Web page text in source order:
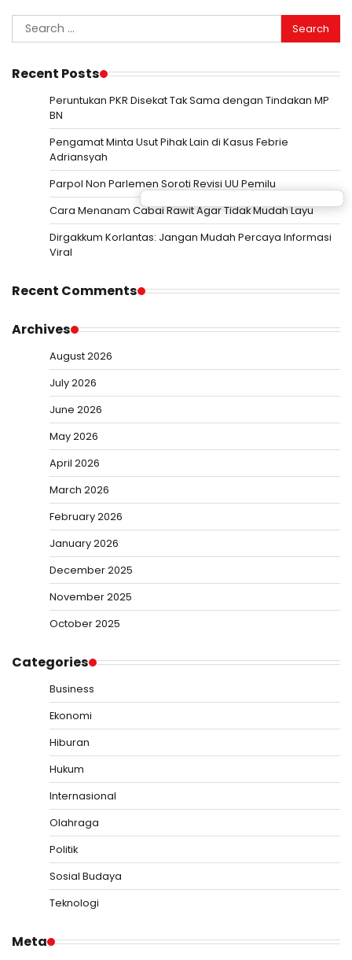
Search
for:
Recent Posts
Peruntukan PKR Disekat Tak Sama dengan Tindakan MP
BN
Pengamat Minta Usut Pihak Lain di Kasus Febrie
Adriansyah
Parpol Non Parlemen Soroti Revisi UU Pemilu
Cara Menanam Cabai Rawit Agar Tidak Mudah Layu
Dirgakkum Korlantas: Jangan Mudah Percaya Informasi
Viral
Recent Comments
Archives
August 2026
July 2026
June 2026
May 2026
April 2026
March 2026
February 2026
January 2026
December 2025
November 2025
October 2025
Categories
Business
Ekonomi
Hiburan
Hukum
Internasional
Olahraga
Politik
Sosial Budaya
Teknologi
Meta